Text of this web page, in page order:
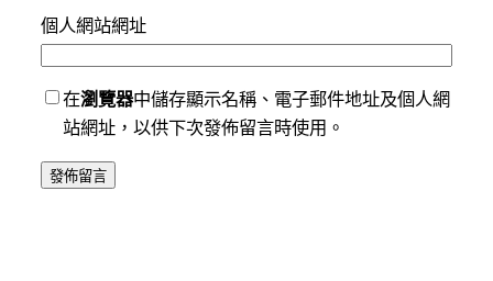
個人網站網址
在瀏覽器中儲存顯示名稱、電子郵件地址及個人網
站網址，以供下次發佈留言時使用。